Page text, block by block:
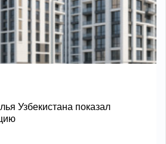
Узбекистана показал